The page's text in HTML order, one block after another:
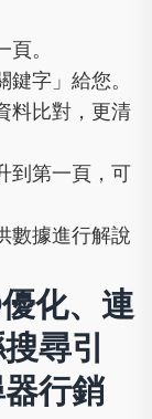
。
字」給您。
料比對，更清
到第一頁，可
數據進行解說
化、連
尋引
行銷